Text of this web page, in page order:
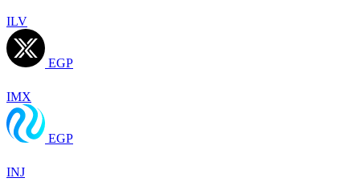
ILV
EGP
IMX
EGP
INJ